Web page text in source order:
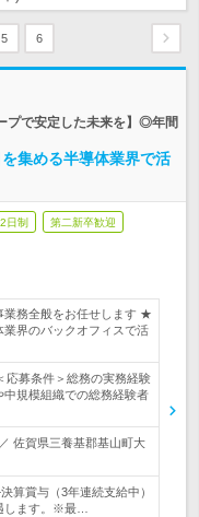
5 6
プで安定した未来を】◎年間
集める半導体業界で活
日制 第二新卒歓迎
業務全般をお任せします ★
界のバックオフィスで活
応募条件＞総務の実務経験
規模組織での総務経験者
佐賀県三養基郡基山町大
算賞与（3年連続支給中）
します。※最…